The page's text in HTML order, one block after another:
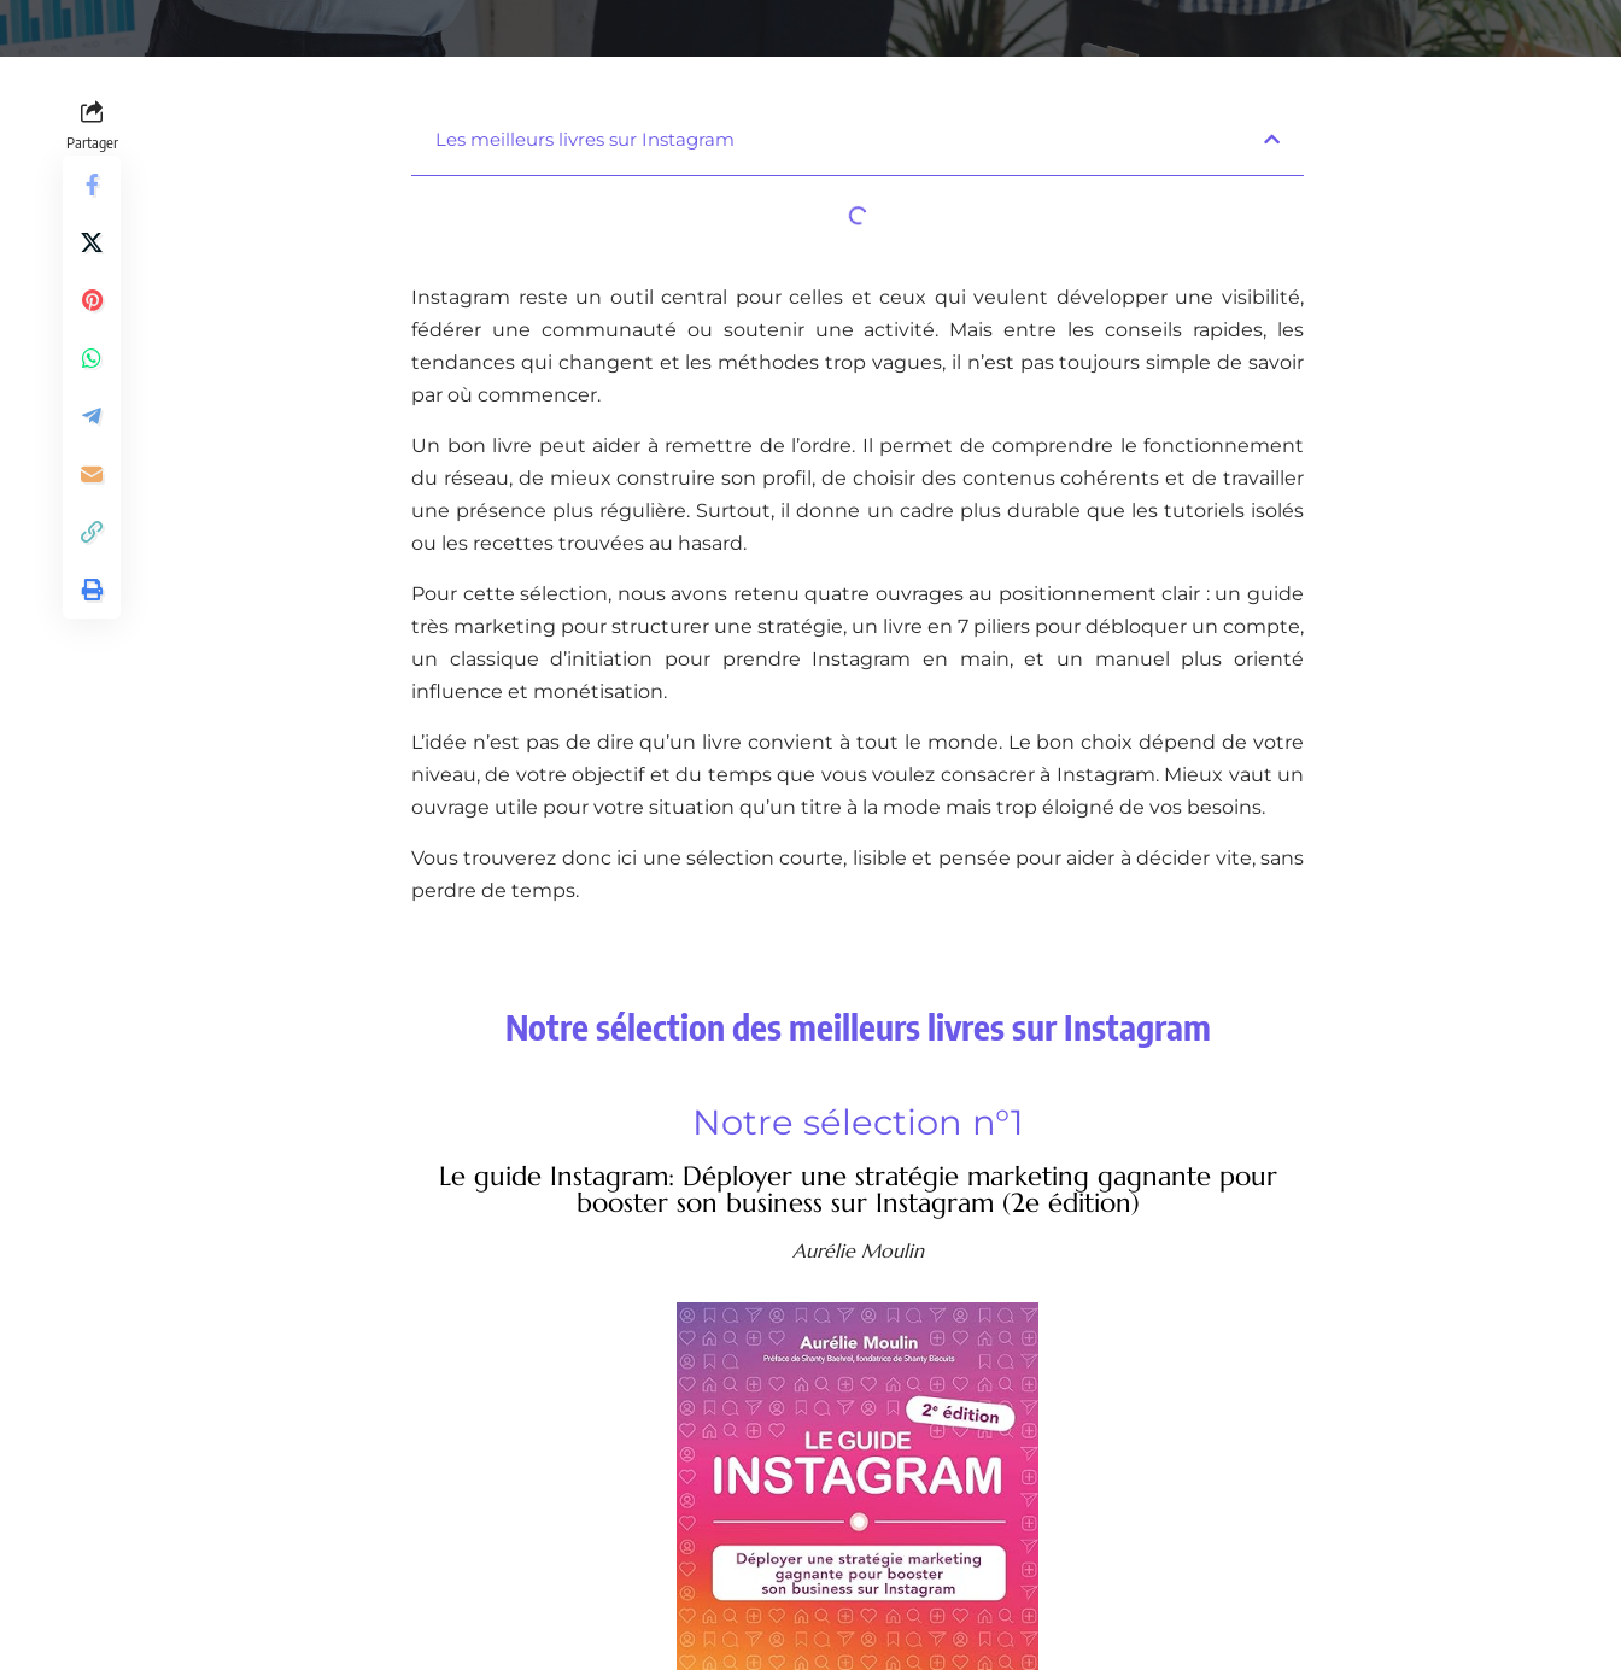
Partager Les meilleurs livres sur Instagram
Instagram reste un outil central pour celles et ceux qui veulent développer une visibilité,
fédérer une communauté ou soutenir une activité. Mais entre les conseils rapides, les
tendances qui changent et les méthodes trop vagues, il n’est pas toujours simple de savoir
par où commencer.
Un bon livre peut aider à remettre de l’ordre. Il permet de comprendre le fonctionnement
du réseau, de mieux construire son profil, de choisir des contenus cohérents et de travailler
une présence plus régulière. Surtout, il donne un cadre plus durable que les tutoriels isolés
ou les recettes trouvées au hasard.
Pour cette sélection, nous avons retenu quatre ouvrages au positionnement clair : un guide
très marketing pour structurer une stratégie, un livre en 7 piliers pour débloquer un compte,
un classique d’initiation pour prendre Instagram en main, et un manuel plus orienté
influence et monétisation.
L’idée n’est pas de dire qu’un livre convient à tout le monde. Le bon choix dépend de votre
niveau, de votre objectif et du temps que vous voulez consacrer à Instagram. Mieux vaut un
ouvrage utile pour votre situation qu’un titre à la mode mais trop éloigné de vos besoins.
Vous trouverez donc ici une sélection courte, lisible et pensée pour aider à décider vite, sans
perdre de temps.
Notre sélection des meilleurs livres sur Instagram
Notre sélection n°1
Le guide Instagram: Déployer une stratégie marketing gagnante pour
booster son business sur Instagram (2e édition)
Aurélie Moulin